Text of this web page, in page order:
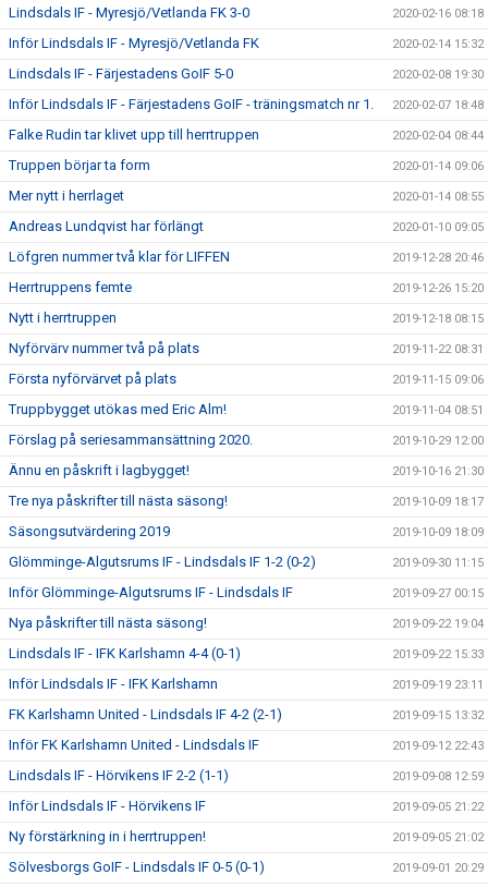
Lindsdals IF - Myresjö/Vetlanda FK 3-0 2020-02-16 08:18
Inför Lindsdals IF - Myresjö/Vetlanda FK 2020-02-14 15:32
Lindsdals IF - Färjestadens GoIF 5-0 2020-02-08 19:30
Inför Lindsdals IF - Färjestadens GoIF - träningsmatch nr 1. 2020-02-07 18:48
Falke Rudin tar klivet upp till herrtruppen 2020-02-04 08:44
Truppen börjar ta form 2020-01-14 09:06
Mer nytt i herrlaget 2020-01-14 08:55
Andreas Lundqvist har förlängt 2020-01-10 09:05
Löfgren nummer två klar för LIFFEN 2019-12-28 20:46
Herrtruppens femte 2019-12-26 15:20
Nytt i herrtruppen 2019-12-18 08:15
Nyförvärv nummer två på plats 2019-11-22 08:31
Första nyförvärvet på plats 2019-11-15 09:06
Truppbygget utökas med Eric Alm! 2019-11-04 08:51
Förslag på seriesammansättning 2020. 2019-10-29 12:00
Ännu en påskrift i lagbygget! 2019-10-16 21:30
Tre nya påskrifter till nästa säsong! 2019-10-09 18:17
Säsongsutvärdering 2019 2019-10-09 18:09
Glömminge-Algutsrums IF - Lindsdals IF 1-2 (0-2) 2019-09-30 11:15
Inför Glömminge-Algutsrums IF - Lindsdals IF 2019-09-27 00:15
Nya påskrifter till nästa säsong! 2019-09-22 19:04
Lindsdals IF - IFK Karlshamn 4-4 (0-1) 2019-09-22 15:33
Inför Lindsdals IF - IFK Karlshamn 2019-09-19 23:11
FK Karlshamn United - Lindsdals IF 4-2 (2-1) 2019-09-15 13:32
Inför FK Karlshamn United - Lindsdals IF 2019-09-12 22:43
Lindsdals IF - Hörvikens IF 2-2 (1-1) 2019-09-08 12:59
Inför Lindsdals IF - Hörvikens IF 2019-09-05 21:22
Ny förstärkning in i herrtruppen! 2019-09-05 21:02
Sölvesborgs GoIF - Lindsdals IF 0-5 (0-1) 2019-09-01 20:29